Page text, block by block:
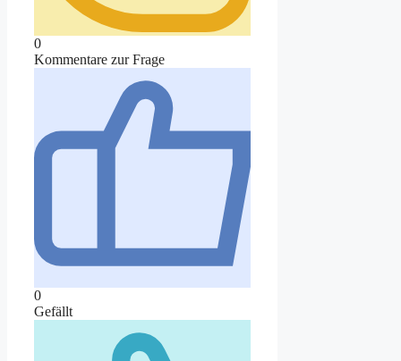
0
Kommentare zur Frage
0
Gefällt